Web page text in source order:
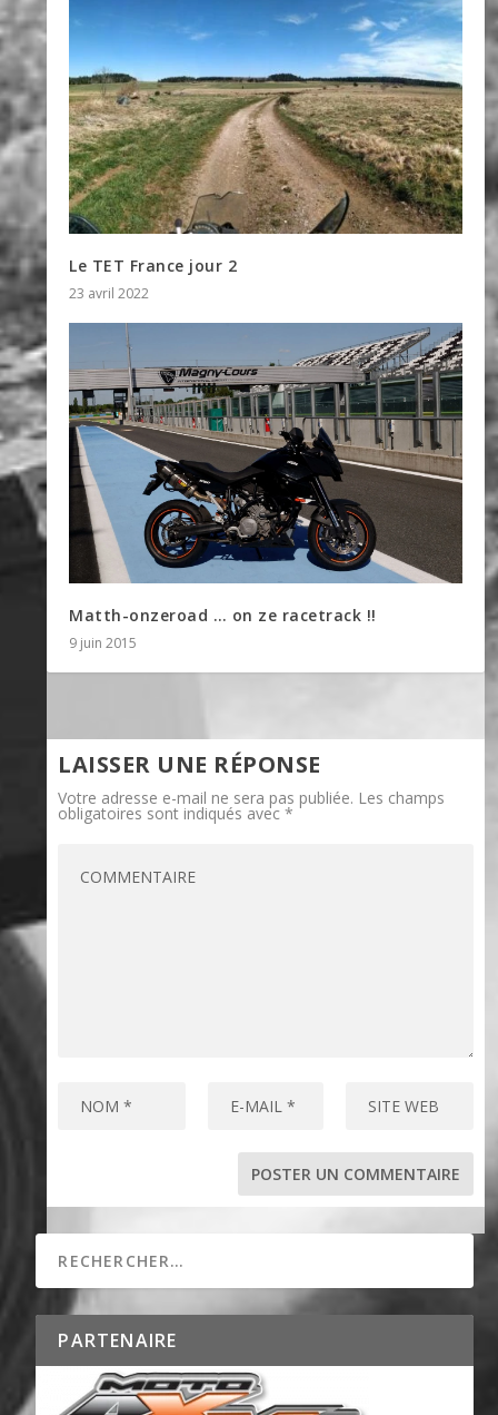
Le TET France jour 2
23 avril 2022
Matth-onzeroad … on ze racetrack !!
9 juin 2015
LAISSER UNE RÉPONSE
Votre adresse e-mail ne sera pas publiée. Les champs
obligatoires sont indiqués avec*
PARTENAIRE